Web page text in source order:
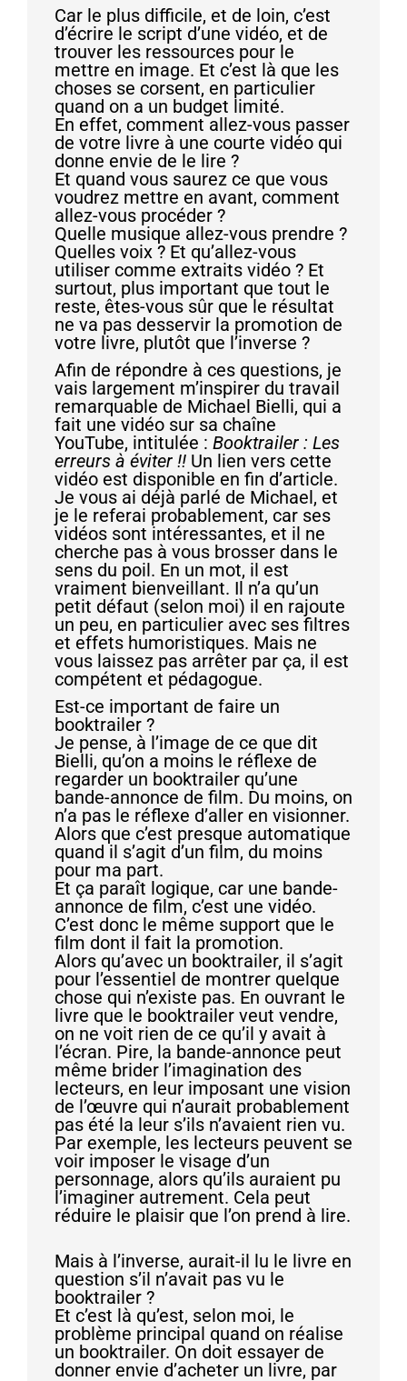
Car le plus difficile, et de loin, c’est
d’écrire le script d’une vidéo, et de
trouver les ressources pour le
mettre en image. Et c’est là que les
choses se corsent, en particulier
quand on a un budget limité.
En effet, comment allez-vous passer
de votre livre à une courte vidéo qui
donne envie de le lire ?
Et quand vous saurez ce que vous
voudrez mettre en avant, comment
allez-vous procéder ?
Quelle musique allez-vous prendre ?
Quelles voix ? Et qu’allez-vous
utiliser comme extraits vidéo ? Et
surtout, plus important que tout le
reste, êtes-vous sûr que le résultat
ne va pas desservir la promotion de
votre livre, plutôt que l’inverse ?
Afin de répondre à ces questions, je
vais largement m’inspirer du travail
remarquable de Michael Bielli, qui a
fait une vidéo sur sa chaîne
YouTube, intitulée : Booktrailer : Les
erreurs à éviter !! Un lien vers cette
vidéo est disponible en fin d’article.
Je vous ai déjà parlé de Michael, et
je le referai probablement, car ses
vidéos sont intéressantes, et il ne
cherche pas à vous brosser dans le
sens du poil. En un mot, il est
vraiment bienveillant. Il n’a qu’un
petit défaut (selon moi) il en rajoute
un peu, en particulier avec ses filtres
et effets humoristiques. Mais ne
vous laissez pas arrêter par ça, il est
compétent et pédagogue.
Est-ce important de faire un
booktrailer ?
Je pense, à l’image de ce que dit
Bielli, qu’on a moins le réflexe de
regarder un booktrailer qu’une
bande-annonce de film. Du moins, on
n’a pas le réflexe d’aller en visionner.
Alors que c’est presque automatique
quand il s’agit d’un film, du moins
pour ma part.
Et ça paraît logique, car une bande-
annonce de film, c’est une vidéo.
C’est donc le même support que le
film dont il fait la promotion.
Alors qu’avec un booktrailer, il s’agit
pour l’essentiel de montrer quelque
chose qui n’existe pas. En ouvrant le
livre que le booktrailer veut vendre,
on ne voit rien de ce qu’il y avait à
l’écran. Pire, la bande-annonce peut
même brider l’imagination des
lecteurs, en leur imposant une vision
de l’œuvre qui n’aurait probablement
pas été la leur s’ils n’avaient rien vu.
Par exemple, les lecteurs peuvent se
voir imposer le visage d’un
personnage, alors qu’ils auraient pu
l’imaginer autrement. Cela peut
réduire le plaisir que l’on prend à lire.
Mais à l’inverse, aurait-il lu le livre en
question s’il n’avait pas vu le
booktrailer ?
Et c’est là qu’est, selon moi, le
problème principal quand on réalise
un booktrailer. On doit essayer de
donner envie d’acheter un livre, par